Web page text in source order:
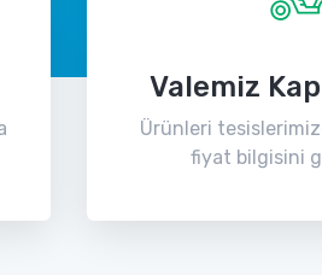
Valemiz
Ürünleri
fiyat bilgisini